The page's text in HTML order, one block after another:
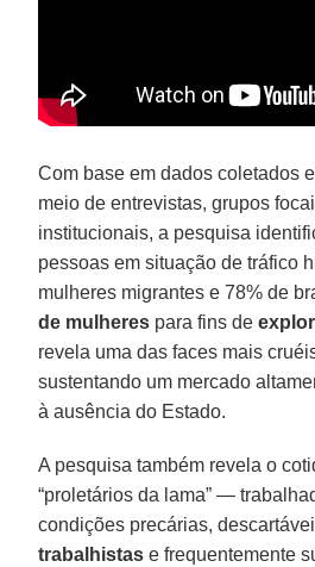
Com base em dados coletados
meio de entrevistas, grupos
institucionais, a pesquisa
pessoas em situação de tráfico
mulheres migrantes e 78% de
de mulheres para fins de
revela uma das faces mais
sustentando um mercado
à ausência do Estado.
A pesquisa também revela o
“proletários da lama” —
condições precárias,
trabalhistas e frequentemente